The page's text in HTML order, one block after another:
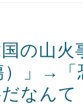
「あれが
の山
」→「
なん